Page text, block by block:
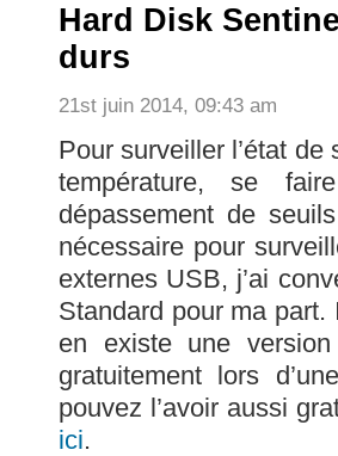
Hard Disk
durs
21st juin 2014, 09:43 am
Pour surveiller l’état
température, se
dépassement de
nécessaire pour
externes USB, j’ai
Standard pour ma
en existe une
gratuitement lors
pouvez l’avoir aussi
ici.